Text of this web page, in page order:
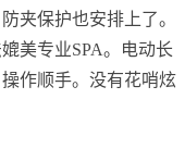
夹保护也安排上了。
美专业SPA。电动长
作顺手。没有花哨炫